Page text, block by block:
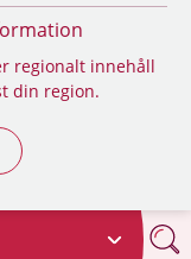
regionalt innehåll
din region.